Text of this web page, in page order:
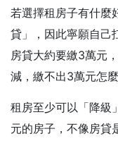
若選擇租房子有什麼
貸」，因此寧願自己
房貸大約要繳3萬元
減，繳不出3萬元怎
租房至少可以「降級
元的房子，不像房貸